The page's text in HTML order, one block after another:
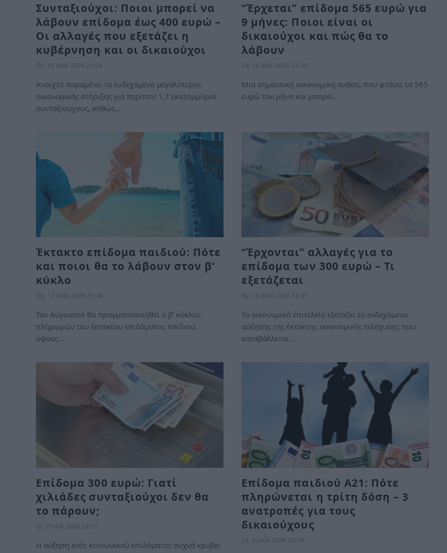
Συνταξιούχοι: Ποιοι μπορεί να
λάβουν επίδομα έως 400 ευρώ –
Οι αλλαγές που εξετάζει η
κυβέρνηση και οι δικαιούχοι
Πε, 23 Ιούλ 2026 21:54
Ανοιχτό παραμένει το ενδεχόμενο μεγαλύτερης
οικονομικής στήριξης για περίπου 1,7 εκατομμύρια
συνταξιούχους, καθώς…
“Έρχεται” επίδομα 565 ευρώ για
9 μήνες: Ποιοι είναι οι
δικαιούχοι και πώς θα το
λάβουν
Σα, 18 Ιούλ 2026 23:35
Μια σημαντική οικονομική ανάσα, που φτάνει τα 565
ευρώ τον μήνα και μπορεί…
Έκτακτο επίδομα παιδιού: Πότε
και ποιοι θα το λάβουν στον β’
κύκλο
Πα, 17 Ιούλ 2026 21:28
Τον Αύγουστο θα πραγματοποιηθεί ο β’ κύκλος
πληρωμών του έκτακτου επιδόματος παιδιού,
ύψους…
“Έρχονται” αλλαγές για το
επίδομα των 300 ευρώ – Τι
εξετάζεται
Πε, 16 Ιούλ 2026 14:37
Το οικονομικό επιτελείο εξετάζει το ενδεχόμενο
αύξησης της έκτακτης οικονομικής ενίσχυσης που
καταβάλλεται…
Επίδομα 300 ευρώ: Γιατί
χιλιάδες συνταξιούχοι δεν θα
το πάρουν;
Τρ, 7 Ιούλ 2026 22:11
H αύξηση ενός κοινωνικού επιδόματος συχνά κρύβει
Επίδομα παιδιού Α21: Πότε
πληρώνεται η τρίτη δόση – 3
ανατροπές για τους
δικαιούχους
Σα, 4 Ιούλ 2026 20:59